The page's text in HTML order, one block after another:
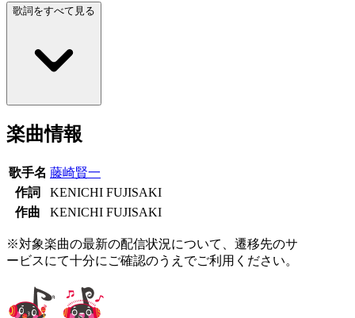
歌詞をすべて見る
楽曲情報
歌手名 藤崎賢一
作詞
KENICHI FUJISAKI
作曲
KENICHI FUJISAKI
※対象楽曲の最新の配信状況について、遷移先のサ
ービスにて十分にご確認のうえでご利用ください。